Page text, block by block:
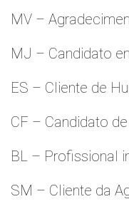
MV –
MJ – Candidato
ES – Cliente de
CF – Candidato
BL – Profissional
SM – Cliente da